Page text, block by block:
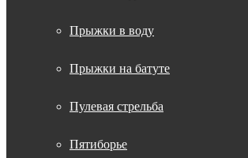
Прыжки в воду
Прыжки на батуте
Пулевая стрельба
Пятиборье